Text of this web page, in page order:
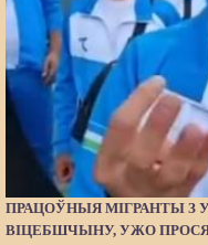
ПРАЦОЎНЫЯ МІГРАНТЫ З
ВІЦЕБШЧЫНУ, УЖО